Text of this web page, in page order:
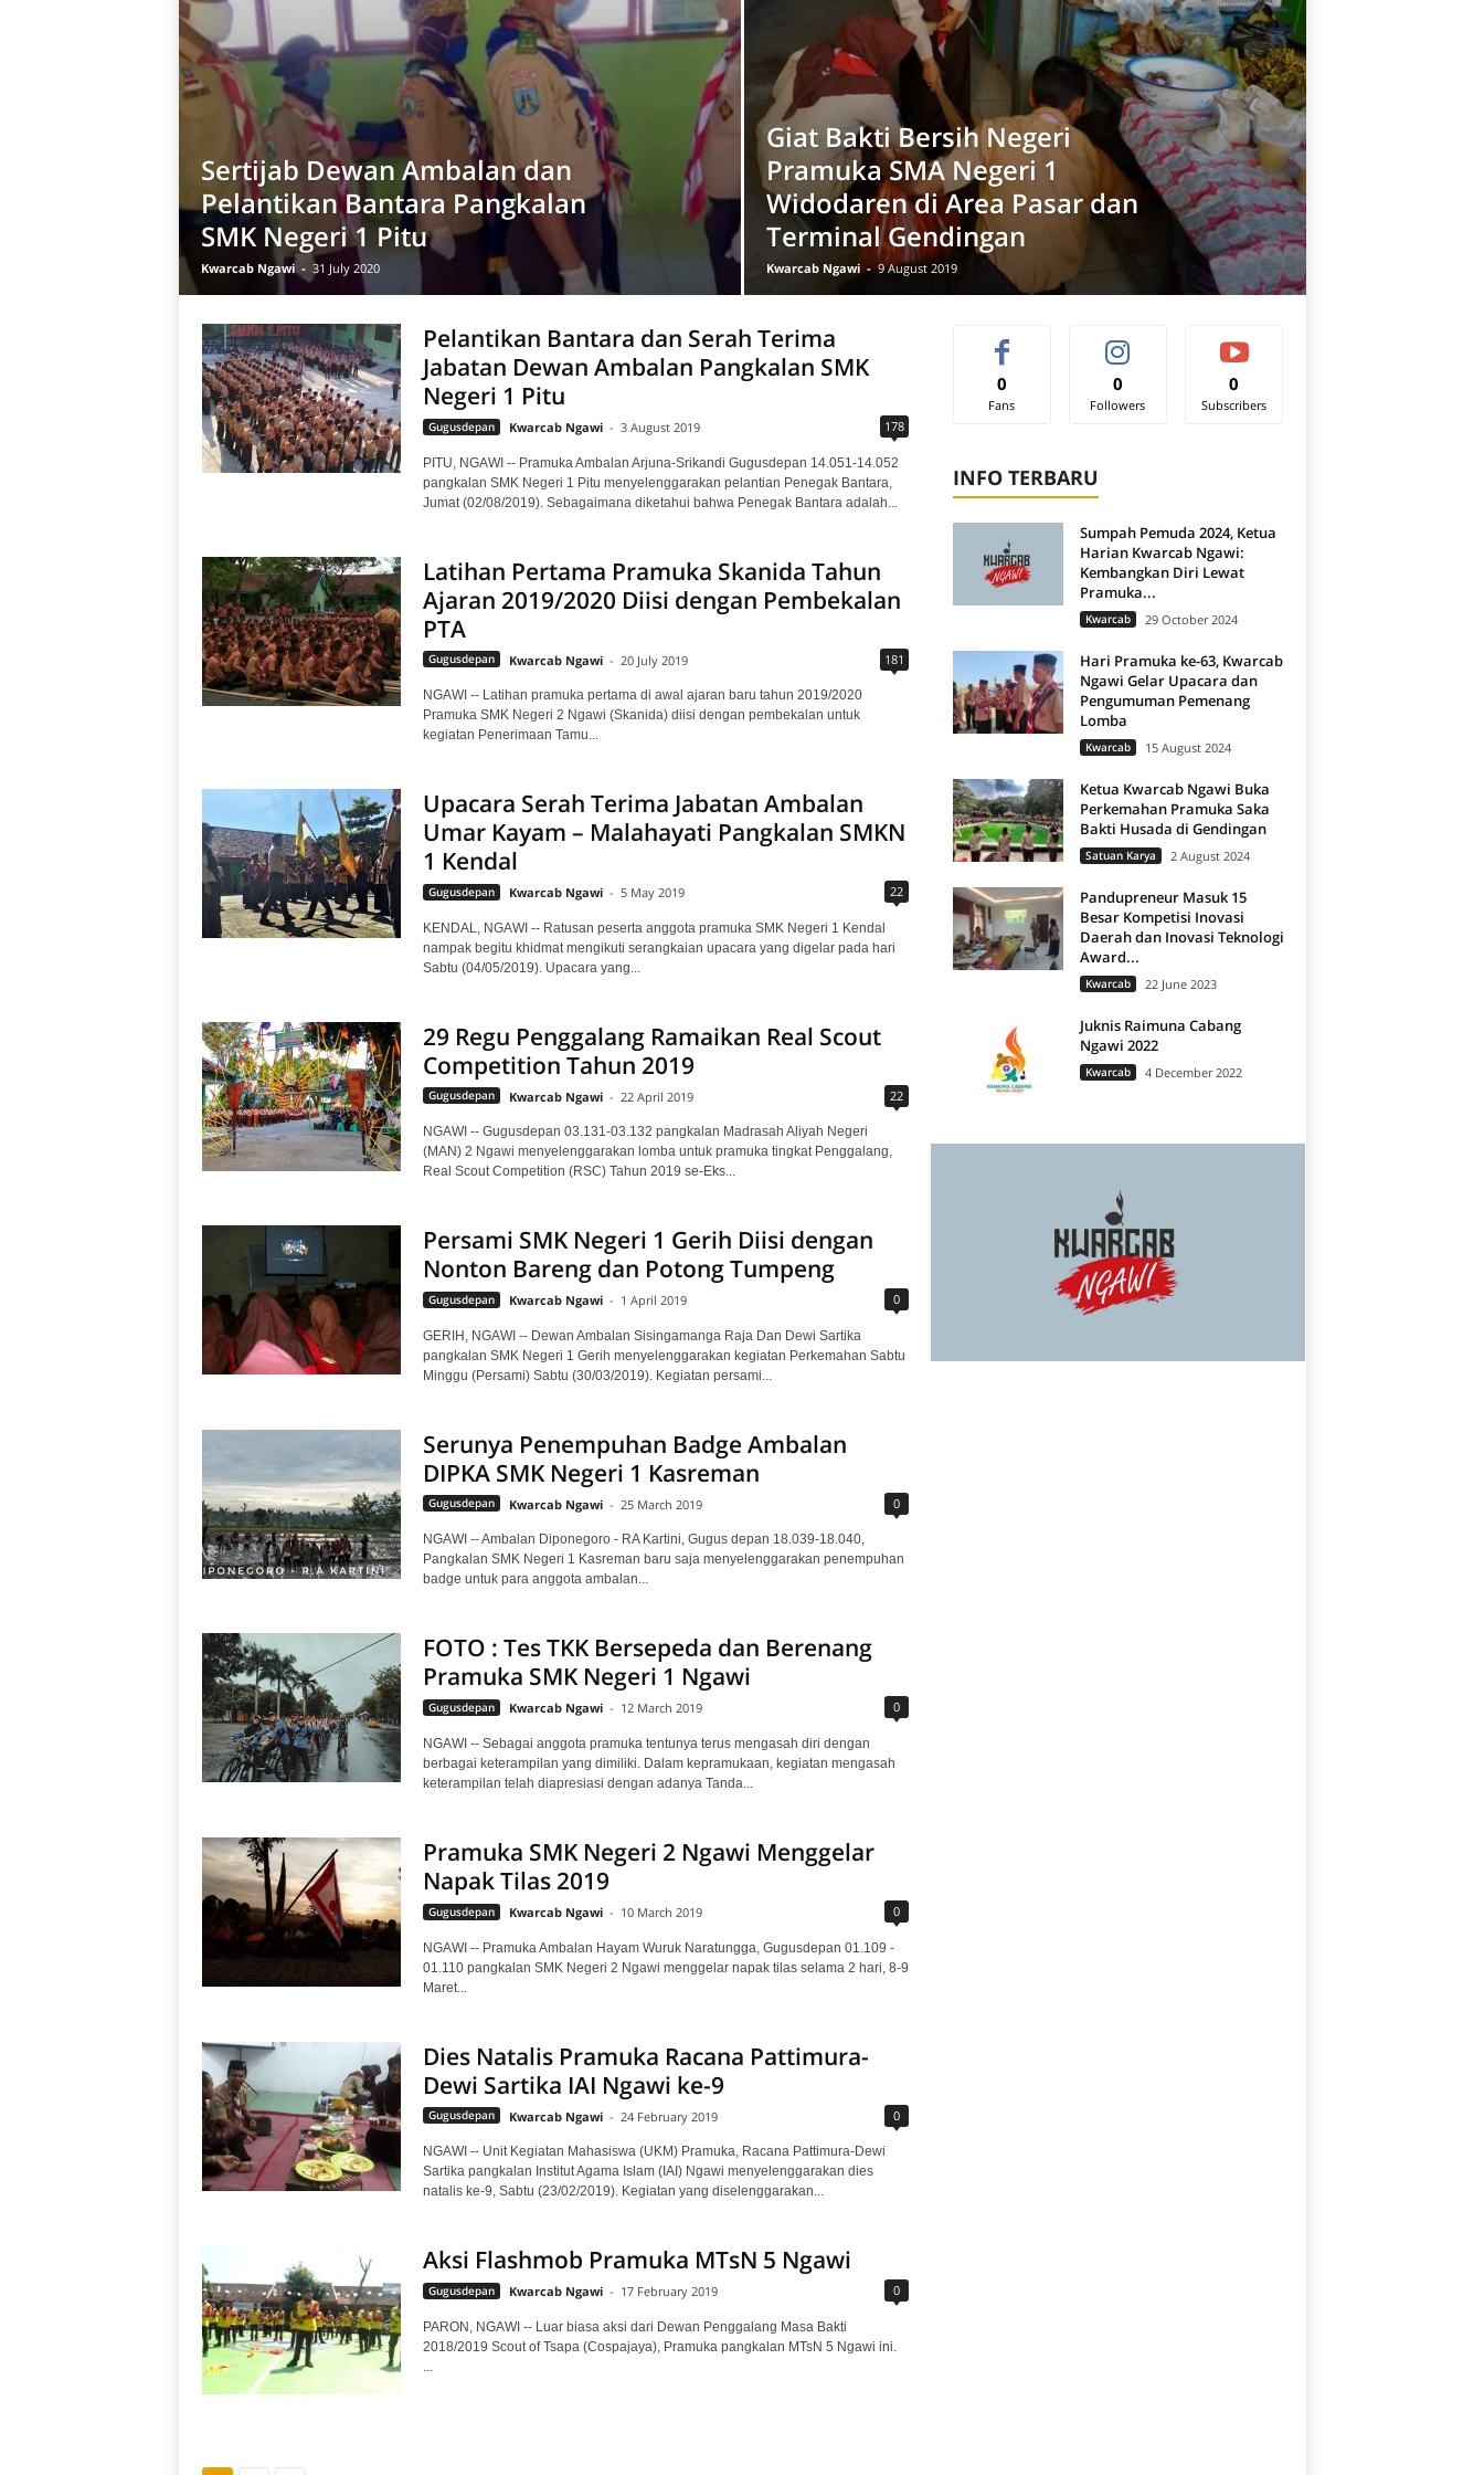
Sertijab Dewan Ambalan dan
Pelantikan Bantara Pangkalan
SMK Negeri 1 Pitu
Kwarcab Ngawi - 31 July 2020
Giat Bakti Bersih Negeri
Pramuka SMA Negeri 1
Widodaren di Area Pasar dan
Terminal Gendingan
Kwarcab Ngawi - 9 August 2019
Pelantikan Bantara dan Serah Terima
Jabatan Dewan Ambalan Pangkalan SMK
Negeri 1 Pitu
Gugusdepan Kwarcab Ngawi - 3 August 2019 178
PITU, NGAWI -- Pramuka Ambalan Arjuna-Srikandi Gugusdepan 14.051-14.052
pangkalan SMK Negeri 1 Pitu menyelenggarakan pelantian Penegak Bantara,
Jumat (02/08/2019). Sebagaimana diketahui bahwa Penegak Bantara adalah...
Latihan Pertama Pramuka Skanida Tahun
Ajaran 2019/2020 Diisi dengan Pembekalan
PTA
Gugusdepan Kwarcab Ngawi - 20 July 2019 181
NGAWI -- Latihan pramuka pertama di awal ajaran baru tahun 2019/2020
Pramuka SMK Negeri 2 Ngawi (Skanida) diisi dengan pembekalan untuk
kegiatan Penerimaan Tamu...
Upacara Serah Terima Jabatan Ambalan
Umar Kayam – Malahayati Pangkalan SMKN
1 Kendal
Gugusdepan Kwarcab Ngawi - 5 May 2019 22
KENDAL, NGAWI -- Ratusan peserta anggota pramuka SMK Negeri 1 Kendal
nampak begitu khidmat mengikuti serangkaian upacara yang digelar pada hari
Sabtu (04/05/2019). Upacara yang...
29 Regu Penggalang Ramaikan Real Scout
Competition Tahun 2019
Gugusdepan Kwarcab Ngawi - 22 April 2019 22
NGAWI -- Gugusdepan 03.131-03.132 pangkalan Madrasah Aliyah Negeri
(MAN) 2 Ngawi menyelenggarakan lomba untuk pramuka tingkat Penggalang,
Real Scout Competition (RSC) Tahun 2019 se-Eks...
Persami SMK Negeri 1 Gerih Diisi dengan
Nonton Bareng dan Potong Tumpeng
Gugusdepan Kwarcab Ngawi - 1 April 2019 0
GERIH, NGAWI -- Dewan Ambalan Sisingamanga Raja Dan Dewi Sartika
pangkalan SMK Negeri 1 Gerih menyelenggarakan kegiatan Perkemahan Sabtu
Minggu (Persami) Sabtu (30/03/2019). Kegiatan persami...
Serunya Penempuhan Badge Ambalan
DIPKA SMK Negeri 1 Kasreman
Gugusdepan Kwarcab Ngawi - 25 March 2019 0
NGAWI -- Ambalan Diponegoro - RA Kartini, Gugus depan 18.039-18.040,
Pangkalan SMK Negeri 1 Kasreman baru saja menyelenggarakan penempuhan
badge untuk para anggota ambalan...
FOTO : Tes TKK Bersepeda dan Berenang
Pramuka SMK Negeri 1 Ngawi
Gugusdepan Kwarcab Ngawi - 12 March 2019 0
NGAWI -- Sebagai anggota pramuka tentunya terus mengasah diri dengan
berbagai keterampilan yang dimiliki. Dalam kepramukaan, kegiatan mengasah
keterampilan telah diapresiasi dengan adanya Tanda...
Pramuka SMK Negeri 2 Ngawi Menggelar
Napak Tilas 2019
Gugusdepan Kwarcab Ngawi - 10 March 2019 0
NGAWI -- Pramuka Ambalan Hayam Wuruk Naratungga, Gugusdepan 01.109 -
01.110 pangkalan SMK Negeri 2 Ngawi menggelar napak tilas selama 2 hari, 8-9
Maret...
Dies Natalis Pramuka Racana Pattimura-
Dewi Sartika IAI Ngawi ke-9
Gugusdepan Kwarcab Ngawi - 24 February 2019 0
NGAWI -- Unit Kegiatan Mahasiswa (UKM) Pramuka, Racana Pattimura-Dewi
Sartika pangkalan Institut Agama Islam (IAI) Ngawi menyelenggarakan dies
natalis ke-9, Sabtu (23/02/2019). Kegiatan yang diselenggarakan...
Aksi Flashmob Pramuka MTsN 5 Ngawi
Gugusdepan Kwarcab Ngawi - 17 February 2019 0
PARON, NGAWI -- Luar biasa aksi dari Dewan Penggalang Masa Bakti
2018/2019 Scout of Tsapa (Cospajaya), Pramuka pangkalan MTsN 5 Ngawi ini.
0
Fans
0
Followers
0
Subscribers
INFO TERBARU
Sumpah Pemuda 2024, Ketua
Harian Kwarcab Ngawi:
Kembangkan Diri Lewat
Pramuka...
Kwarcab 29 October 2024
Hari Pramuka ke-63, Kwarcab
Ngawi Gelar Upacara dan
Pengumuman Pemenang
Lomba
Kwarcab 15 August 2024
Ketua Kwarcab Ngawi Buka
Perkemahan Pramuka Saka
Bakti Husada di Gendingan
Satuan Karya 2 August 2024
Pandupreneur Masuk 15
Besar Kompetisi Inovasi
Daerah dan Inovasi Teknologi
Award...
Kwarcab 22 June 2023
Juknis Raimuna Cabang
Ngawi 2022
Kwarcab 4 December 2022